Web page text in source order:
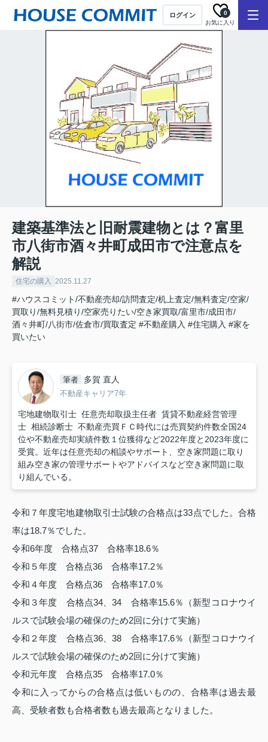
ログイン
お気に入り
0
建築基準法と旧耐震建物とは？富里
市八街市酒々井町成田市で注意点を
解説
住宅の購入 2025.11.27
#ハウスコミット/不動産売却/訪問査定/机上査定/無料査定/空家/
買取り/無料見積り/空家売りたい/空き家買取/富里市/成田市/
酒々井町/八街市/佐倉市/買取査定 #不動産購入 #住宅購入 #家を
買いたい
筆者 多賀 直人
不動産キャリア7年
宅地建物取引士 任意売却取扱主任者 賃貸不動産経営管理
士 相続診断士 不動産売買ＦＣ時代には売買契約件数全国24
位や不動産売却実績件数１位獲得など2022年度と2023年度に
受賞。近年は任意売却の相談やサポート、空き家問題に取り
組み空き家の管理サポートやアドバイスなど空き家問題に取
り組んでいる。
令和７年度宅地建物取引士試験の合格点は33点でした。合格
率は18.7％でした。
令和6年度 合格点37 合格率18.6％
令和５年度 合格点36 合格率17.2％
令和４年度 合格点36 合格率17.0％
令和３年度 合格点34、34 合格率15.6％（新型コロナウイ
ルスで試験会場の確保のため2回に分けて実施）
令和２年度 合格点36、38 合格率17.6％
（新型コロナウイ
ルスで試験会場の確保のため2回に分けて実施）
令和元年度 合格点35 合格率17.0％
令和に入ってからの合格点は低いものの、合格率は過去最
高、受験者数も合格者数も過去最高となりました。